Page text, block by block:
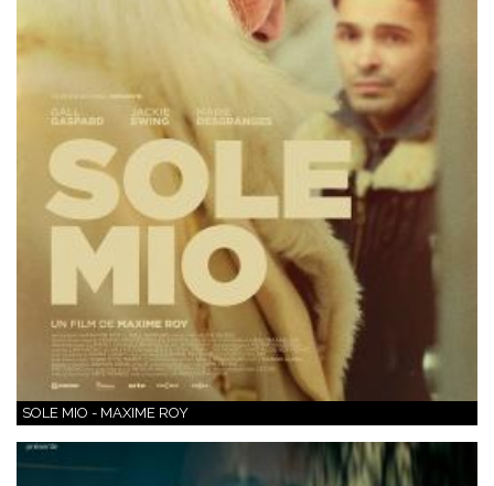
SOLE MIO - MAXIME ROY